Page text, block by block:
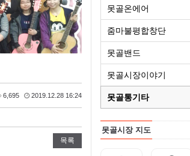
6,695 2019.12.28 16:24
목록
못골온에어
줌마불평합창단
못골밴드
못골시장이야기
못골통기타
못골시장 지도